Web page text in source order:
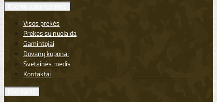
Visos prekės
Prekės su nuolaida
Gamintojai
Dovanų kuponai
Svetainės medis
Kontaktai